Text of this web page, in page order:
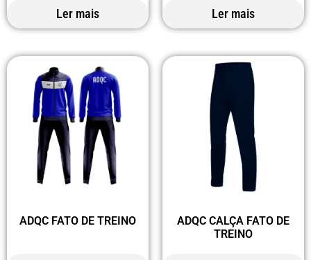
Ler mais Ler mais
ADQC FATO DE TREINO
ADQC CALÇA FATO DE
TREINO